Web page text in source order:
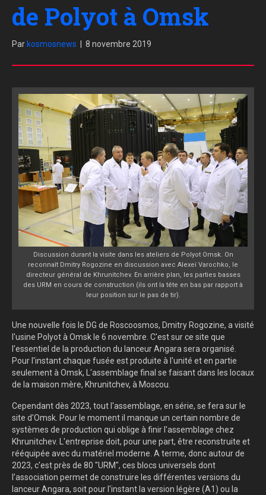
de Polyot à Omsk
Par kosmosnews 8 novembre 2019
Discussion durant la visite dans les ateliers de Polyot Omsk. On
reconnaît Dmitry Rogozine en discussion avec Alexeï Varochko, le
directeur général de Khrunitchev. En arrière plan, les parties basses
des URM en cours de construction (ils ont la tête en bas par rapport à
leur position sur le pas de tir).
Une nouvelle fois le DG de Roscoosmos, Dmitry Rogozine, a visité
l'usine Polyot à Omsk le 6 novembre. C'est sur ce site que
l'essentiel de la production du lanceur Angara sera organisé.
Pour l'instant chaque fusée est produite à l'unité et en partie
seulement à Omsk, L'assemblage final se faisant dans les locaux
de la maison mère, Khrunitchev, à Moscou.
Cependant dès 2023, tout l'assemblage, en série, se fera sur le
site d'Omsk. Pour le moment il manque un certain nombre de
systèmes de production qui oblige à finir l'assemblage chez
Khrunitchev. L'entreprise doit, pour une part, être reconstruite et
rééquipée avec du matériel moderne. A terme, donc autour de
2023, c'est près de 80 "URM", ces blocs universels dont
l’association permet de construire les différentes versions du
lanceur Angara, soit pour l'instant la version légère (A1) ou la